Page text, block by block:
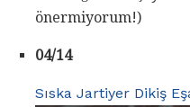
önermiyorum!)
04/14
Sıska Jartiyer Dikiş